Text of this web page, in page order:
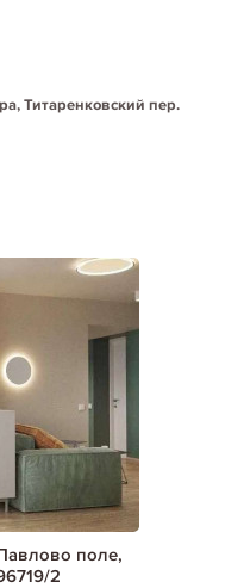
Титаренковский пер.
поле,
2